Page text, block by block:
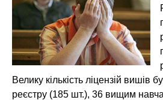
Велику кількість ліцензій вишів
реєстру (185 шт.), 36 вищим